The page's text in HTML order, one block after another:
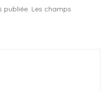
publiée. Les champs